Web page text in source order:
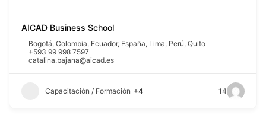
AICAD Business School
Bogotá, Colombia, Ecuador, España, Lima, Perú, Quito
+593 99 998 7597
catalina.bajana@aicad.es
Capacitación / Formación +4 14